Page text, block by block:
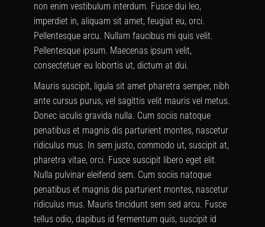
non enim vestibulum interdum. Fusce dui leo,
imperdiet in, aliquam sit amet, feugiat eu, orci.
Pellentesque arcu. Nullam faucibus mi quis velit.
Pellentesque ipsum. Maecenas ipsum velit,
consectetuer eu lobortis ut, dictum at dui.
Mauris suscipit, ligula sit amet pharetra semper, nibh
ante cursus purus, vel sagittis velit mauris vel metus.
Donec iaculis gravida nulla. Cum sociis natoque
penatibus et magnis dis parturient montes, nascetur
ridiculus mus. In sem justo, commodo ut, suscipit at,
pharetra vitae, orci. Fusce suscipit libero eget elit.
Nulla pulvinar eleifend sem. Cum sociis natoque
penatibus et magnis dis parturient montes, nascetur
ridiculus mus. Mauris tincidunt sem sed arcu. Fusce
tellus odio, dapibus id fermentum quis, suscipit id